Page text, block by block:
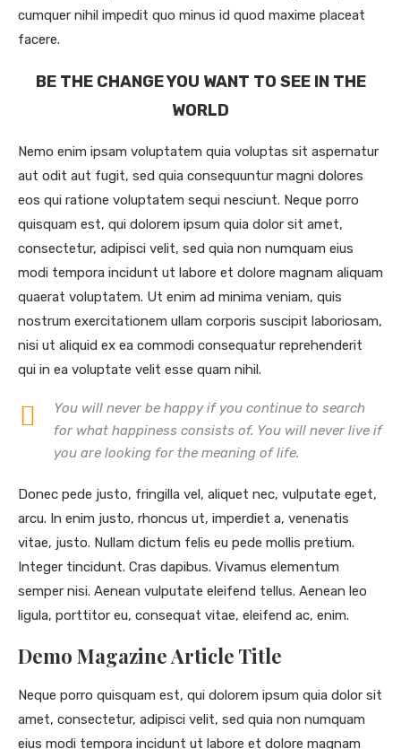
cumquer nihil impedit quo minus id quod maxime placeat
facere.
BE THE CHANGE YOU WANT TO SEE IN THE
WORLD
Nemo enim ipsam voluptatem quia voluptas sit aspernatur
aut odit aut fugit, sed quia consequuntur magni dolores
eos qui ratione voluptatem sequi nesciunt. Neque porro
quisquam est, qui dolorem ipsum quia dolor sit amet,
consectetur, adipisci velit, sed quia non numquam eius
modi tempora incidunt ut labore et dolore magnam aliquam
quaerat voluptatem. Ut enim ad minima veniam, quis
nostrum exercitationem ullam corporis suscipit laboriosam,
nisi ut aliquid ex ea commodi consequatur reprehenderit
qui in ea voluptate velit esse quam nihil.
You will never be happy if you continue to search
for what happiness consists of. You will never live if
you are looking for the meaning of life.
Donec pede justo, fringilla vel, aliquet nec, vulputate eget,
arcu. In enim justo, rhoncus ut, imperdiet a, venenatis
vitae, justo. Nullam dictum felis eu pede mollis pretium.
Integer tincidunt. Cras dapibus. Vivamus elementum
semper nisi. Aenean vulputate eleifend tellus. Aenean leo
ligula, porttitor eu, consequat vitae, eleifend ac, enim.
Demo Magazine Article Title
Neque porro quisquam est, qui dolorem ipsum quia dolor sit
amet, consectetur, adipisci velit, sed quia non numquam
eius modi tempora incidunt ut labore et dolore magnam